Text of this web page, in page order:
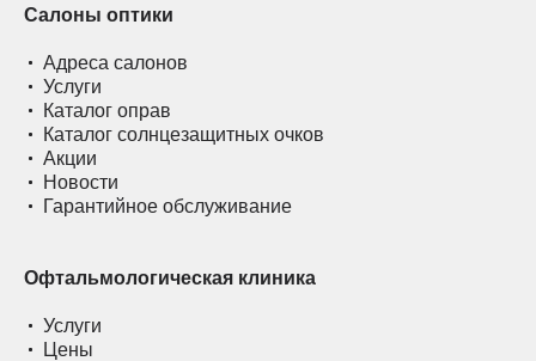
Салоны оптики
Адреса салонов
Услуги
Каталог оправ
Каталог солнцезащитных очков
Акции
Новости
Гарантийное обслуживание
Офтальмологическая клиника
Услуги
Цены